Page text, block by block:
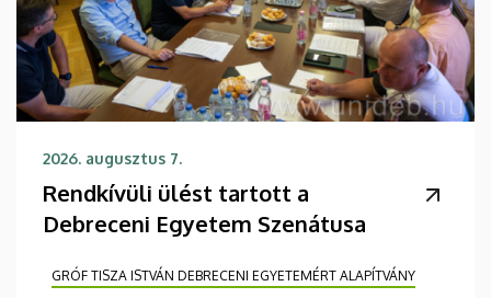
2026. augusztus 7.
Rendkívüli ülést tartott a
Debreceni Egyetem Szenátusa
GRÓF TISZA ISTVÁN DEBRECENI EGYETEMÉRT ALAPÍTVÁNY